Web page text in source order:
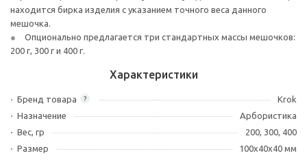
находится бирка изделия с указанием точного веса данного
мешочка.
Опционально предлагается три стандартных массы мешочков:
200 г, 300 г и 400 г.
Характеристики
?
Бренд товара
Krok
Назначение
Арбористика
Вес, гр
200, 300, 400
Размер
100х40х40 мм